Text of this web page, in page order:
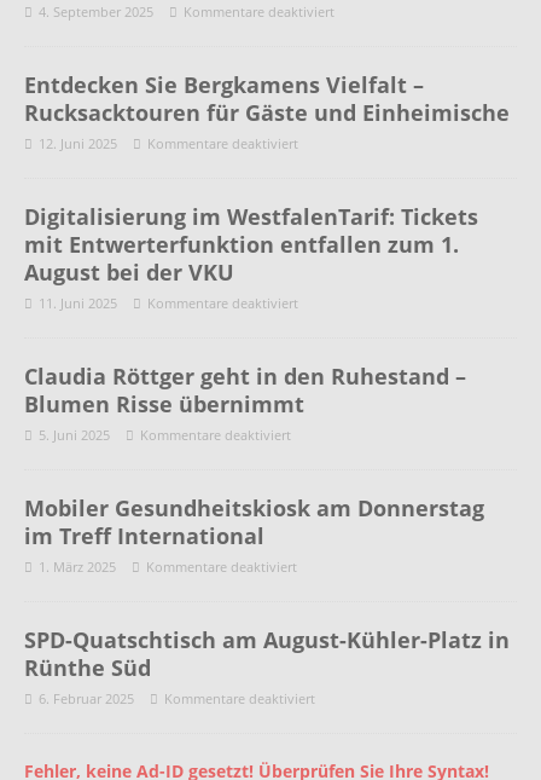
4. September 2025 Kommentare deaktiviert
Entdecken Sie Bergkamens Vielfalt –
Rucksacktouren für Gäste und Einheimische
12. Juni 2025 Kommentare deaktiviert
Digitalisierung im WestfalenTarif: Tickets
mit Entwerterfunktion entfallen zum 1.
August bei der VKU
11. Juni 2025 Kommentare deaktiviert
Claudia Röttger geht in den Ruhestand –
Blumen Risse übernimmt
5. Juni 2025 Kommentare deaktiviert
Mobiler Gesundheitskiosk am Donnerstag
im Treff International
1. März 2025 Kommentare deaktiviert
SPD-Quatschtisch am August-Kühler-Platz in
Rünthe Süd
6. Februar 2025 Kommentare deaktiviert
Fehler, keine Ad-ID gesetzt! Überprüfen Sie Ihre Syntax!